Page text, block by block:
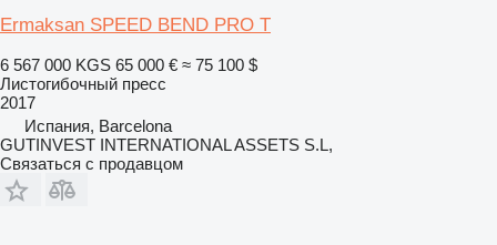
Ermaksan SPEED BEND PRO T
6 567 000 KGS 65 000 € ≈ 75 100 $
Листогибочный пресс
2017
Испания, Barcelona
GUTINVEST INTERNATIONAL ASSETS S.L,
Связаться с продавцом